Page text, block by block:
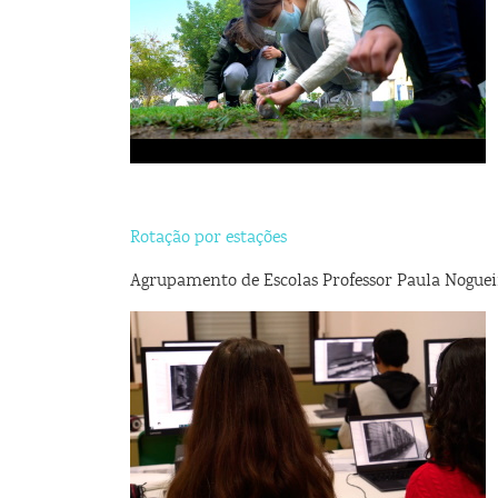
Rotação por estações
Agrupamento de Escolas Professor Paula